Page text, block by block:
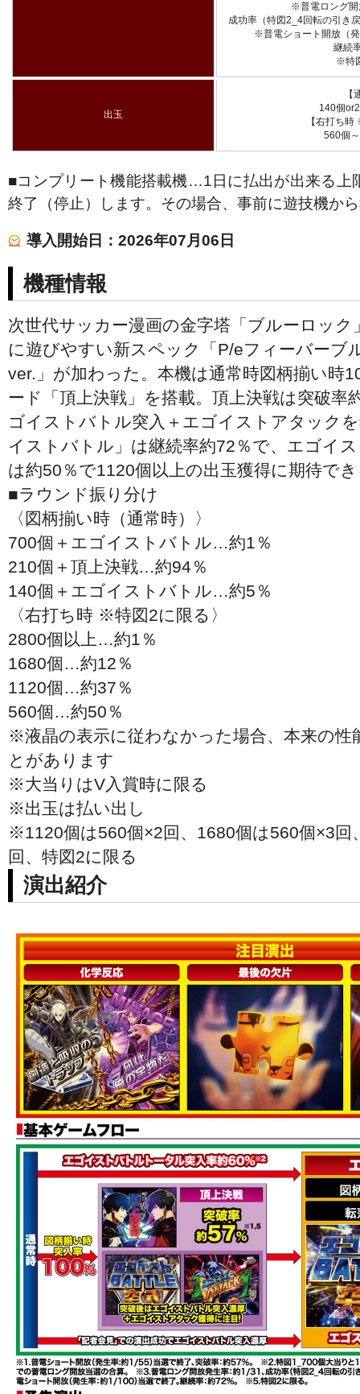
※普電ロング開
成功率（特図2_4回転の引き
※普電ショート開放（
継続
※特
出玉
【
140個
【右打ち
560個
■コンプリート機能搭載機…1日に払出が出来る上
終了（停止）します。その場合、事前に遊技機か
導入開始日：2026年07月06日
機種情報
次世代サッカー漫画の金字塔「ブルーロッ
に遊びやすい新スペック「P/eフィーバーブ
ver.」が加わった。本機は通常時図柄揃い時
ード「頂上決戦」を搭載。頂上決戦は突破率
ゴイストバトル突入＋エゴイストアタック
イストバトル」は継続率約72％で、エゴイ
は約50％で1120個以上の出玉獲得に期待で
■ラウンド振り分け
〈図柄揃い時（通常時）〉
700個＋エゴイストバトル…約1％
210個＋頂上決戦…約94％
140個＋エゴイストバトル…約5％
〈右打ち時 ※特図2に限る〉
2800個以上…約1％
1680個…約12％
1120個…約37％
560個…約50％
※液晶の表示に従わなかった場合、本来の性
とがあります
※大当りはV入賞時に限る
※出玉は払い出し
※1120個は560個×2回、1680個は560個×3回
回、特図2に限る
演出紹介